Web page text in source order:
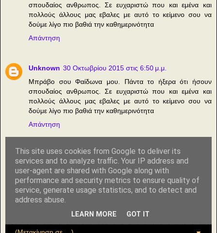
σπουδαίος ανθρωπος. Σε ευχαριστώ που και εμένα και
πολλούς άλλους μας εβαλες με αυτό το κείμενο σου να
δούμε λίγο πιο βαθιά την καθημερινότητα
Απάντηση
Unknown 30 Οκτωβρίου 2015 στις 6:50 μ.μ.
Μπράβο σου Φαίδωνα μου. Πάντα το ήξερα ότι ήσουν
σπουδαίος ανθρωπος. Σε ευχαριστώ που και εμένα και
πολλούς άλλους μας εβαλες με αυτό το κείμενο σου να
δούμε λίγο πιο βαθιά την καθημερινότητα
Απάντηση